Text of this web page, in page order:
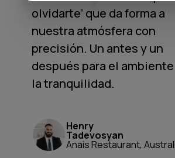
olvidarte’ que da forma a
nuestra atmósfera con
precisión. Un antes y un
después para el ambiente
la tranquilidad.
Henry
Tadevosyan
Anais Restaurant,